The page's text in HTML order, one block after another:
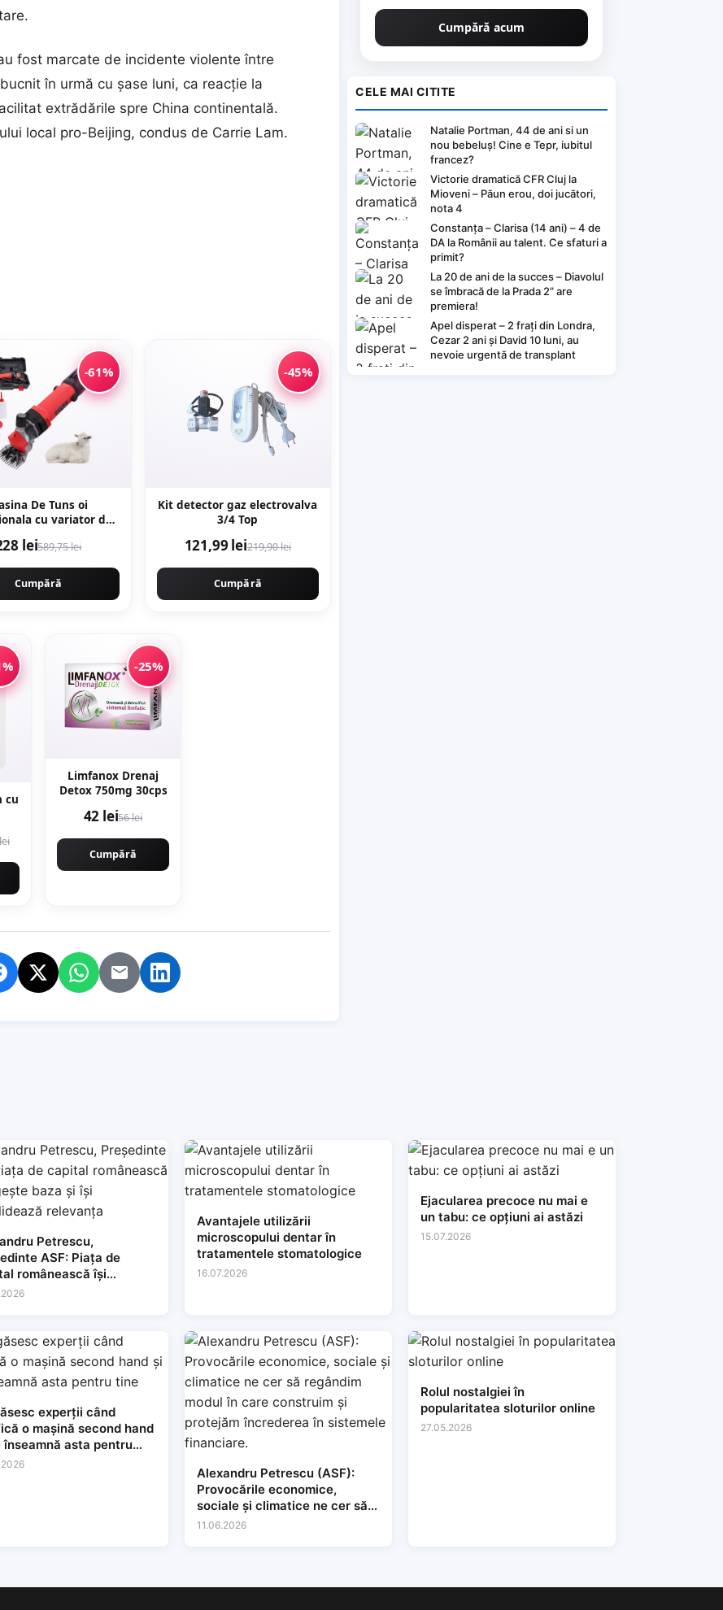
fost marcate de incidente violente între
în urmă cu șase luni, ca reacţie la
extrădările spre China continentală.
local pro-Beijing, condus de Carrie Lam.
-61%
De Tuns oi
cu variator de
incluse, carbuni
JAPAN
lei589,75 lei
Cumpără
-45%
Kit detector gaz electrovalva
3/4 Top
121,99 lei219,90 lei
Cumpără
cu
-25%
Limfanox Drenaj
Detox 750mg 30cps
42 lei56 lei
Cumpără
Cumpără acum
CELE MAI CITITE
Natalie Portman, 44 de ani si un
nou bebeluș! Cine e Tepr, iubitul
francez?
Victorie dramatică CFR Cluj la
Mioveni – Păun erou, doi jucători,
nota 4
Constanța – Clarisa (14 ani) – 4 de
DA la Românii au talent. Ce sfaturi a
primit?
La 20 de ani de la succes – Diavolul
se îmbracă de la Prada 2” are
premiera!
Apel disperat – 2 frați din Londra,
Cezar 2 ani și David 10 luni, au
nevoie urgentă de transplant
Petrescu,
ASF: Piața de
românească își
baza și își
Avantajele utilizării
microscopului dentar în
tratamentele stomatologice
16.07.2026
Ejacularea precoce nu mai e
un tabu: ce opțiuni ai astăzi
15.07.2026
experții când
o mașină second hand
înseamnă asta pentru
Alexandru Petrescu (ASF):
Provocările economice,
sociale și climatice ne cer să
regândim modul în care
11.06.2026
Rolul nostalgiei în
popularitatea sloturilor online
27.05.2026